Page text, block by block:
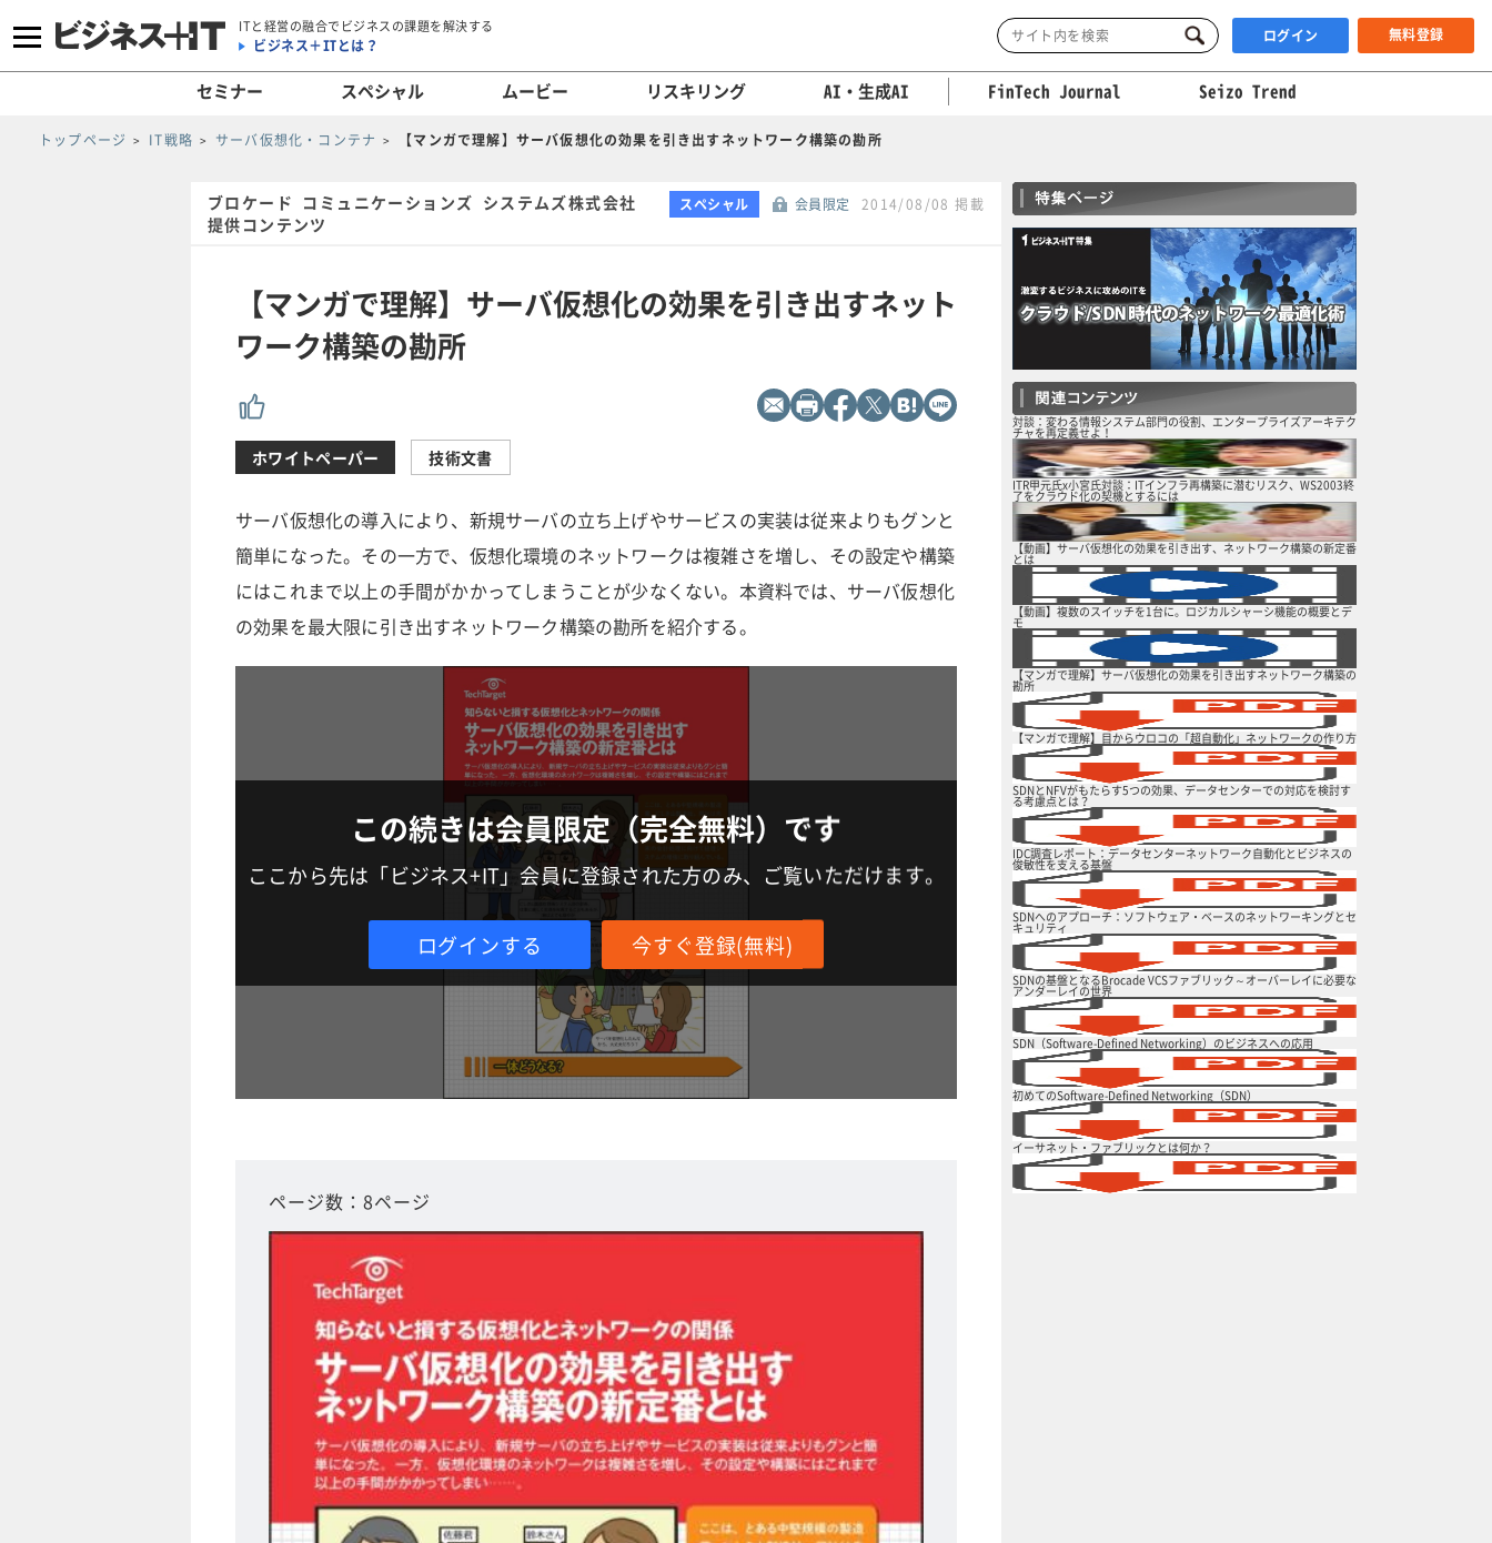
ITと経営の融合でビジネスの課題を解決する
ビジネス＋ITとは？ ログイン 無料登録
セミナー スペシャル ムービー リスキリング AI・生成AI FinTech Journal Seizo Trend
トップページ IT戦略 サーバ仮想化・コンテナ 【マンガで理解】サーバ仮想化の効果を引き出すネットワーク構築の勘所
ブロケード コミュニケーションズ システムズ株式会社
提供コンテンツ
スペシャル 会員限定 2014/08/08 掲載
【マンガで理解】サーバ仮想化の効果を引き出すネット
ワーク構築の勘所
ホワイトペーパー 技術文書
サーバ仮想化の導入により、新規サーバの立ち上げやサービスの実装は従来よりもグンと
簡単になった。その一方で、仮想化環境のネットワークは複雑さを増し、その設定や構築
にはこれまで以上の手間がかかってしまうことが少なくない。本資料では、サーバ仮想化
の効果を最大限に引き出すネットワーク構築の勘所を紹介する。
この続きは会員限定（完全無料）です
ここから先は「ビジネス+IT」会員に登録された方のみ、ご覧いただけます。
ログインする 今すぐ登録(無料)
ページ数：8ページ
対談：変わる情報システム部門の役割、エンタープライズアーキテク
チャを再定義せよ！
ITR甲元氏x小宮氏対談：ITインフラ再構築に潜むリスク、WS2003終
了をクラウド化の契機とするには
【動画】サーバ仮想化の効果を引き出す、ネットワーク構築の新定番
とは
【動画】複数のスイッチを1台に。ロジカルシャーシ機能の概要とデ
モ
【マンガで理解】サーバ仮想化の効果を引き出すネットワーク構築の
勘所
【マンガで理解】目からウロコの「超自動化」ネットワークの作り方
SDNとNFVがもたらす5つの効果、データセンターでの対応を検討す
る考慮点とは？
IDC調査レポート：データセンターネットワーク自動化とビジネスの
俊敏性を支える基盤
SDNへのアプローチ：ソフトウェア・ベースのネットワーキングとセ
キュリティ
SDNの基盤となるBrocade VCSファブリック～オーバーレイに必要な
アンダーレイの世界
SDN（Software-Defined Networking）のビジネスへの応用
初めてのSoftware-Defined Networking（SDN）
イーサネット・ファブリックとは何か？